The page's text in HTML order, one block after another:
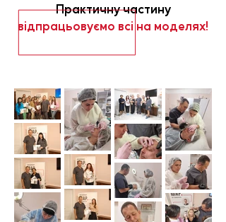
Практичну частину
відпрацьовуємо всі на моделях!